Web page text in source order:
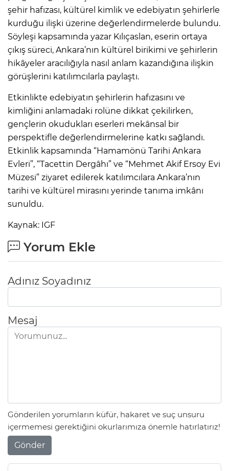
şehir hafızası, kültürel kimlik ve edebiyatın şehirlerle
kurduğu ilişki üzerine değerlendirmelerde bulundu.
Söyleşi kapsamında yazar Kılıçaslan, eserin ortaya
çıkış süreci, Ankara’nın kültürel birikimi ve şehirlerin
hikâyeler aracılığıyla nasıl anlam kazandığına ilişkin
görüşlerini katılımcılarla paylaştı.
Etkinlikte edebiyatın şehirlerin hafızasını ve
kimliğini anlamadaki rolüne dikkat çekilirken,
gençlerin okudukları eserleri mekânsal bir
perspektifle değerlendirmelerine katkı sağlandı.
Etkinlik kapsamında “Hamamönü Tarihi Ankara
Evleri”, “Tacettin Dergâhı” ve “Mehmet Akif Ersoy Evi
Müzesi” ziyaret edilerek katılımcılara Ankara’nın
tarihi ve kültürel mirasını yerinde tanıma imkânı
sunuldu.
Kaynak: IGF
Yorum Ekle
Adınız Soyadınız
Mesaj
Gönderilen yorumların küfür, hakaret ve suç unsuru
içermemesi gerektiğini okurlarımıza önemle hatırlatırız!
Gönder